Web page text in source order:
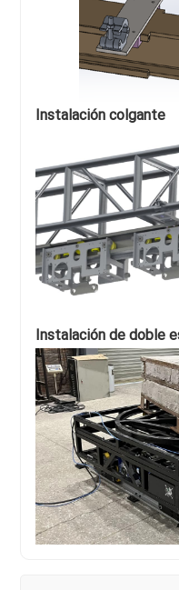
Instalación colgante
Instalación de doble